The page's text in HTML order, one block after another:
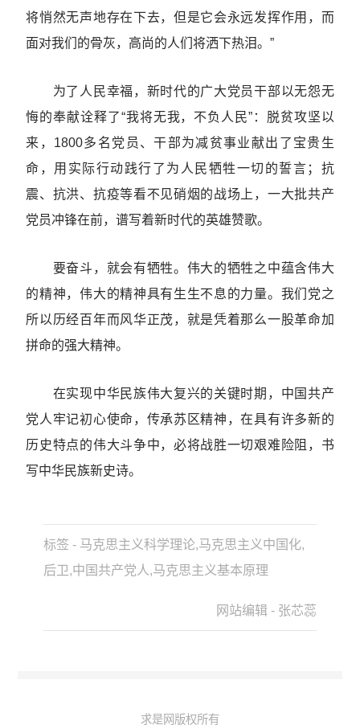
将悄然无声地存在下去，但是它会永远发挥作用，而
面对我们的骨灰，高尚的人们将洒下热泪。”
为了人民幸福，新时代的广大党员干部以无怨无
悔的奉献诠释了“我将无我，不负人民”：脱贫攻坚以
来，1800多名党员、干部为减贫事业献出了宝贵生
命，用实际行动践行了为人民牺牲一切的誓言；抗
震、抗洪、抗疫等看不见硝烟的战场上，一大批共产
党员冲锋在前，谱写着新时代的英雄赞歌。
要奋斗，就会有牺牲。伟大的牺牲之中蕴含伟大
的精神，伟大的精神具有生生不息的力量。我们党之
所以历经百年而风华正茂，就是凭着那么一股革命加
拼命的强大精神。
在实现中华民族伟大复兴的关键时期，中国共产
党人牢记初心使命，传承苏区精神，在具有许多新的
历史特点的伟大斗争中，必将战胜一切艰难险阻，书
写中华民族新史诗。
标签 - 马克思主义科学理论,马克思主义中国化,
后卫,中国共产党人,马克思主义基本原理
网站编辑 - 张芯蕊
求是网版权所有